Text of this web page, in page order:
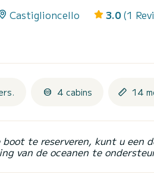
Castiglioncello 3.0 (1
4 cabins 14
boot te reserveren, kunt u een
van de oceanen te